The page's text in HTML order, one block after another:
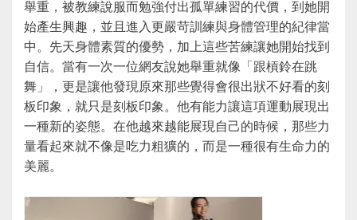
舉重，被教練說服而勉強付出孤單練習的代價，到她開
始產生興趣，並且進入更嚴苛訓練與身體管理的紀律當
中。先天身體素質的優勢，加上這些苦練讓她開始找到
自信。當有一次一位網友說她舉重就像「跟槓鈴在跳
舞」，更是讓他發現原來那些覺得會很出狀不好看的刻
板印象，就只是刻板印象。他有能力讓這項運動展現出
一種新的姿態。在他越來越能展現自己的時候，那些力
量看起來就不像是吃力粗獷的，而是一種很有生命力的
美麗。